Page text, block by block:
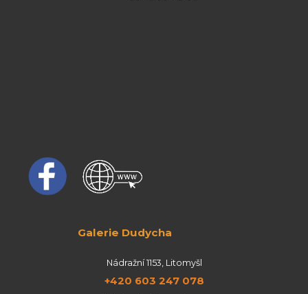
Galerie Dudycha
Nádražní 1153, Litomyšl
+420 603 247 078